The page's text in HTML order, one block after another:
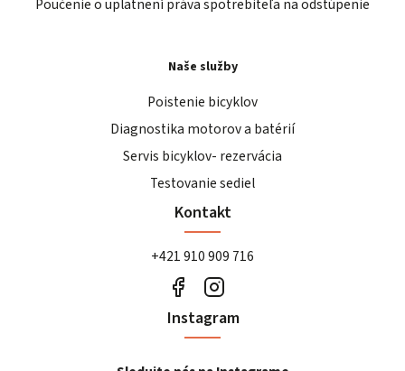
Poučenie o uplatnení práva spotrebiteľa na odstúpenie
Naše služby
Poistenie bicyklov
Diagnostika motorov a batérií
Servis bicyklov- rezervácia
Testovanie sediel
Kontakt
+421 910 909 716
Instagram